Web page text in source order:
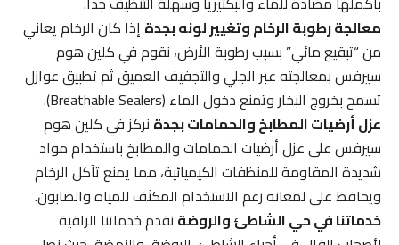
معالجة رطوبة الرخام وتغيير لونه بجدةإذا كان الرخام يعاني
من “تبقيع مائي” بسبب رطوبة الأرض، نقوم في كلين هوم
سيرفس بمعالجته عبر الجلي والتجفيف العميق ثم تطبيق عوازل
تسمح بخروج البخار وتمنع دخول الماء (Breathable Sealers).
عزل أرضيات المطابخ والحمامات بجدةنركز في كلين هوم
سيرفس على عزل أرضيات الحمامات والمطابخ باستخدام مواد
شديدة المقاومة للمنظفات الكيميائية، مما يمنع تآكل الرخام
ويحافظ على لمعانه رغم الاستخدام المكثف للمياه والصابون.
خدماتنا في حي الشاطئ والروضةنقدم خدماتنا الراقية